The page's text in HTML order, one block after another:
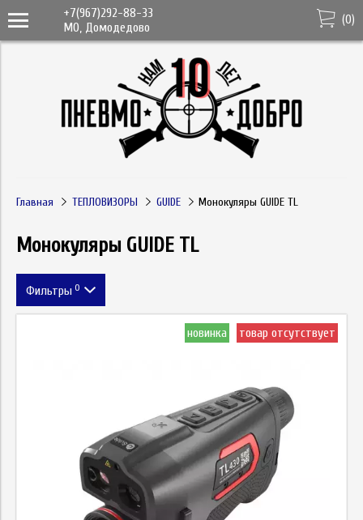
+7(967)292-88-33
МО, Домодедово
(0)
Главная ТЕПЛОВИЗОРЫ GUIDE Монокуляры GUIDE TL
Монокуляры GUIDE TL
Фильтры 0
новинка товар отсутствует